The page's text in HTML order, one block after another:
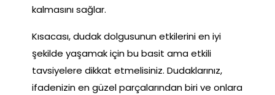
kalmasını sağlar.
Kısacası, dudak dolgusunun etkilerini en iyi
şekilde yaşamak için bu basit ama etkili
tavsiyelere dikkat etmelisiniz. Dudaklarınız,
ifadenizin en güzel parçalarından biri ve onlara